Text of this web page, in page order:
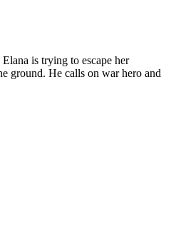
is trying to escape her
ground. He calls on war hero and